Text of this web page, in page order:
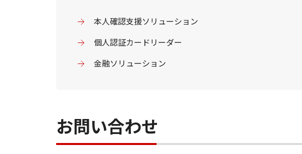
本人確認支援ソリューション
個人認証カードリーダー
金融ソリューション
お問い合わせ